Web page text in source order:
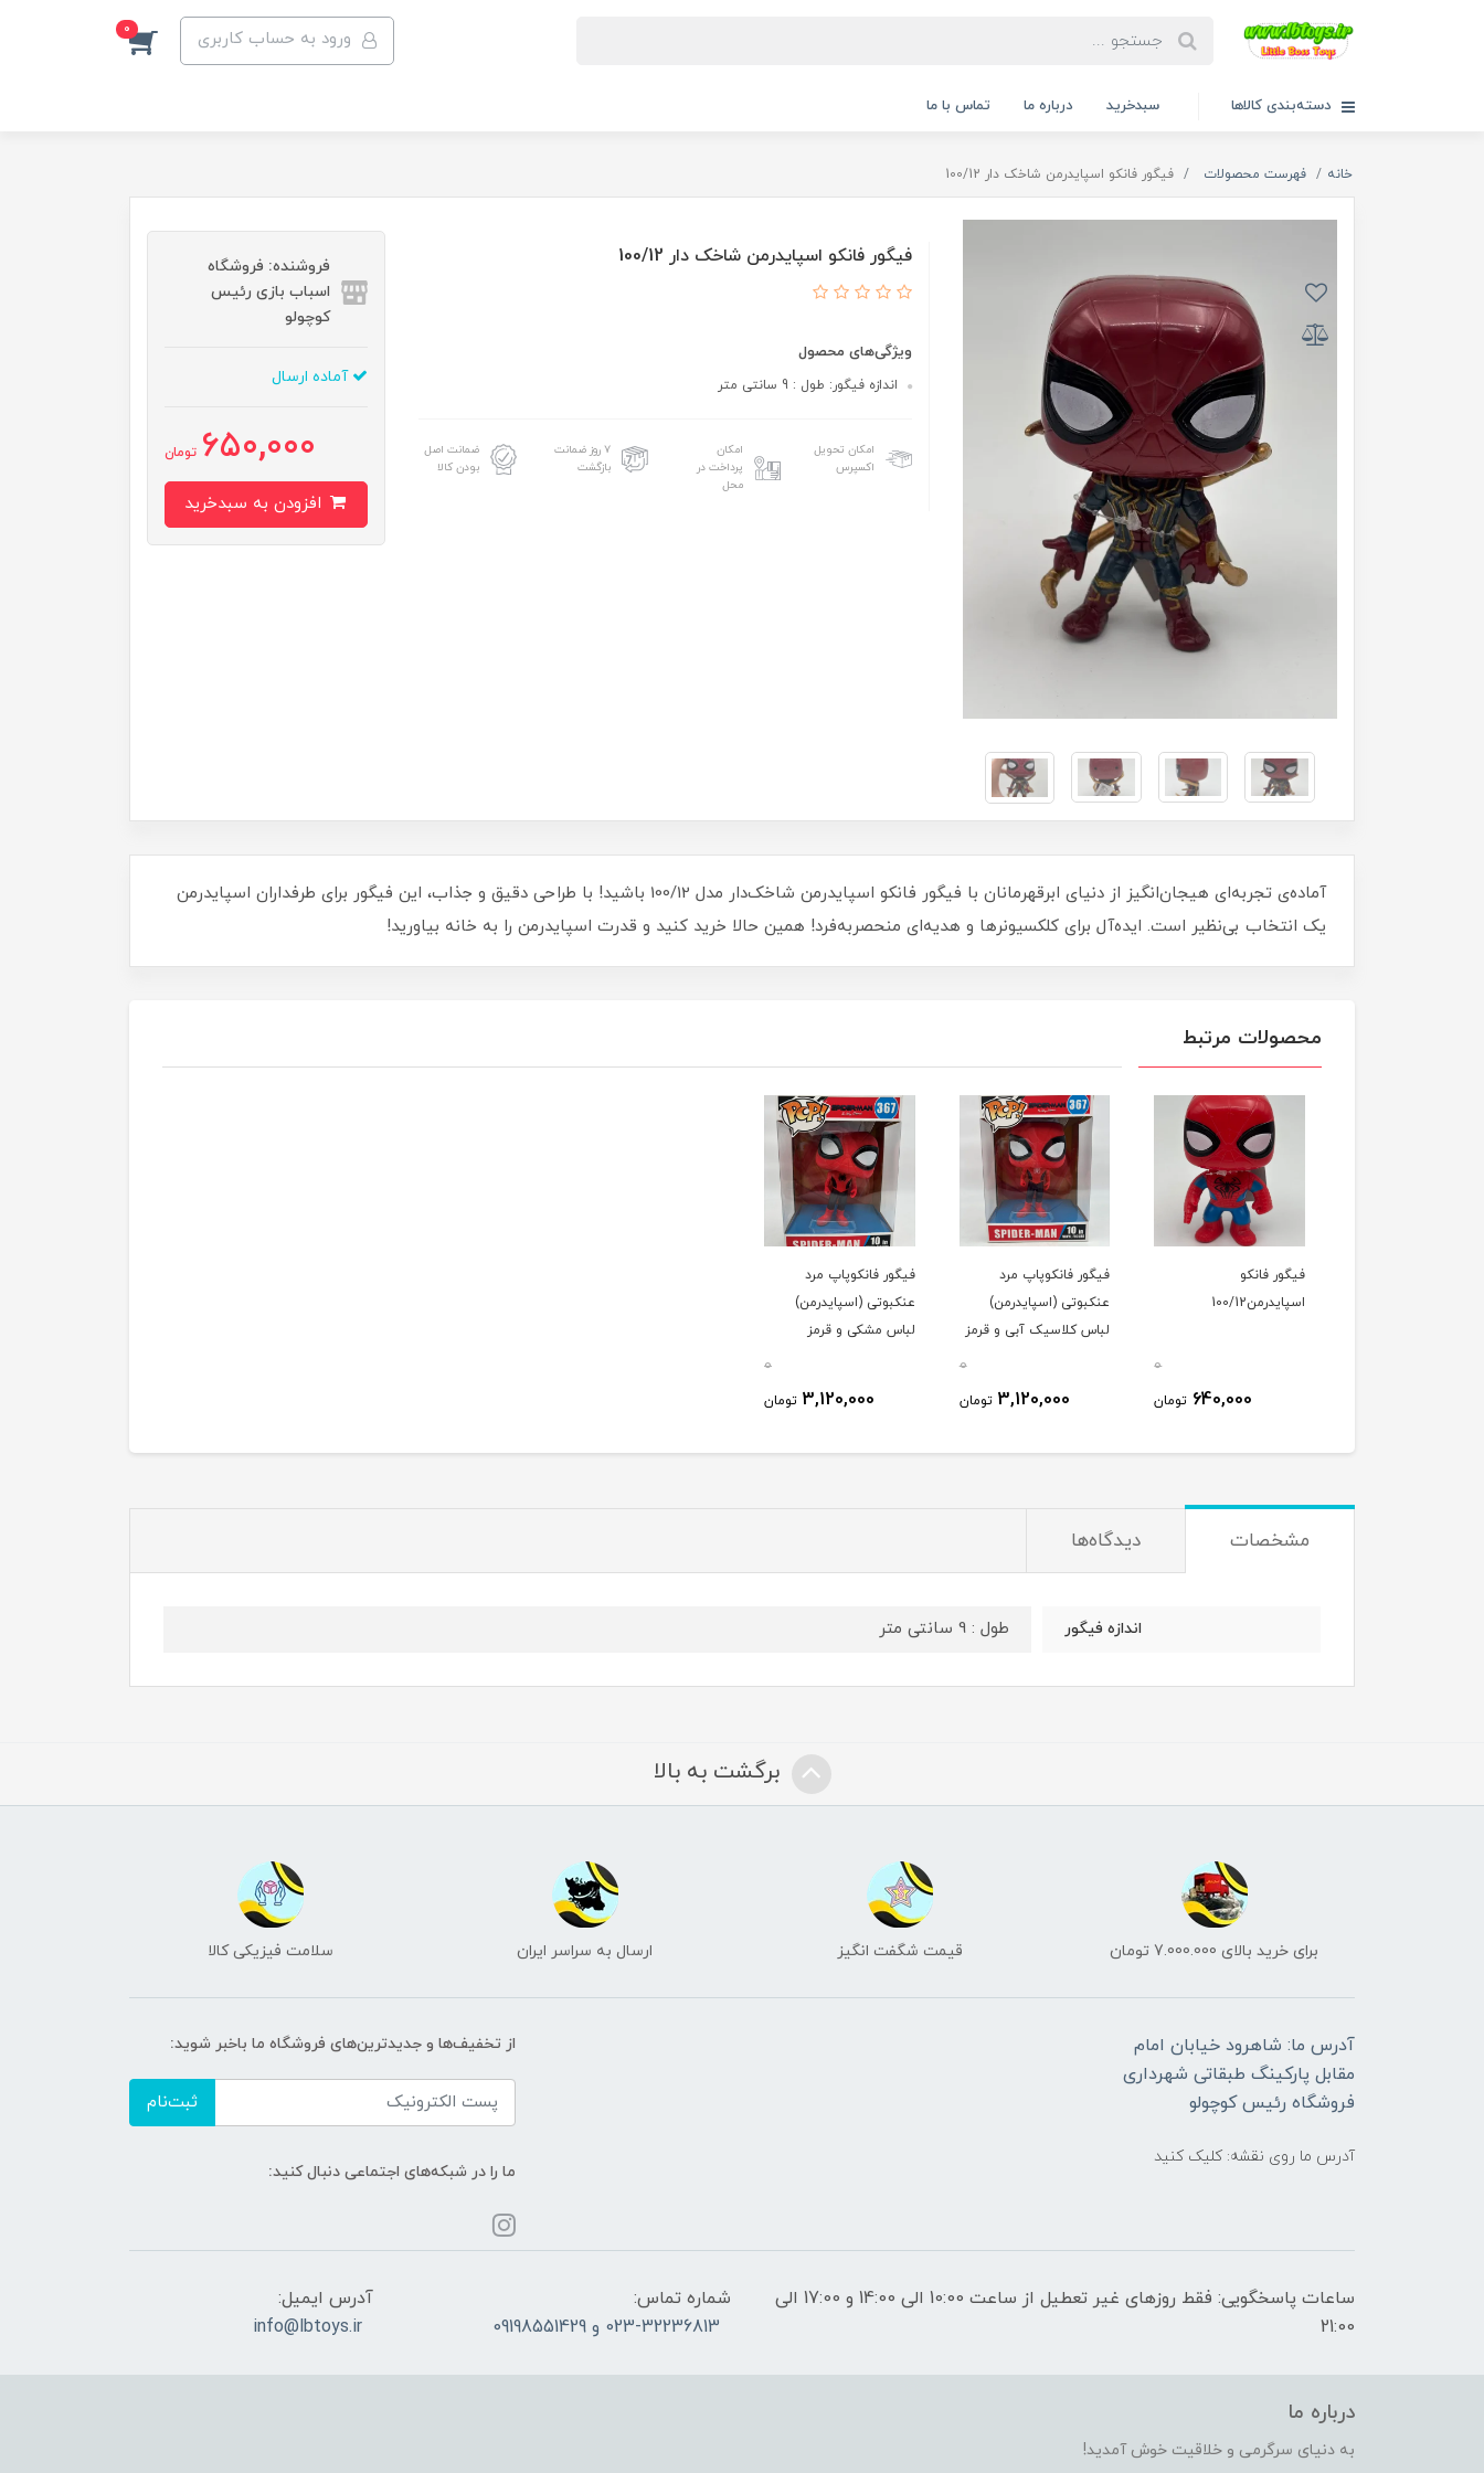
ورود به حساب کاربری 0
دسته‌بندی کالاها سبدخرید درباره ما تماس با ما
خانه فهرست محصولات فیگور فانکو اسپایدرمن شاخک دار 100/12
فیگور فانکو اسپایدرمن شاخک دار 100/12
ویژگی‌های محصول
اندازه فیگور: طول : 9 سانتی متر
امکان تحویل
اکسپرس
امکان
پرداخت در
محل
۷ روز ضمانت
بازگشت
ضمانت اصل
بودن کالا
فروشنده: فروشگاه
اسباب بازی رئیس
کوچولو
آماده ارسال
650,000 تومان
آماده‌ی تجربه‌ای هیجان‌انگیز از دنیای ابرقهرمانان با فیگور فانکو اسپایدرمن شاخک‌دار مدل 100/12 باشید! با طراحی دقیق و جذاب، این فیگور برای طرفداران اسپایدرمن
یک انتخاب بی‌نظیر است. ایده‌آل برای کلکسیونرها و هدیه‌ای منحصر‌به‌فرد! همین حالا خرید کنید و قدرت اسپایدرمن را به خانه بیاورید!
محصولات مرتبط
فیگور فانکو
اسپایدرمن100/12
0
640,000 تومان
فیگور فانکوپاپ مرد
عنکبوتی (اسپایدرمن)
لباس کلاسیک آبی و قرمز
0
3,120,000 تومان
فیگور فانکوپاپ مرد
عنکبوتی (اسپایدرمن)
لباس مشکی و قرمز
0
3,120,000 تومان
مشخصات دیدگاه‌ها
اندازه فیگور طول : 9 سانتی متر
برگشت به بالا
برای خرید بالای 7.000.000 تومان قیمت شگفت انگیز ارسال به سراسر ایران سلامت فیزیکی کالا
آدرس ما: شاهرود خیابان امام
مقابل پارکینگ طبقاتی شهرداری
فروشگاه رئیس کوچولو
آدرس ما روی نقشه: کلیک کنید
از تخفیف‌ها و جدیدترین‌های فروشگاه ما باخبر شوید:
ثبت‌نام
ما را در شبکه‌های اجتماعی دنبال کنید:
ساعات پاسخگویی: فقط روزهای غیر تعطیل از ساعت 10:00 الی 14:00 و 17:00 الی
21:00
شماره تماس:
023-32236813 و 09198551429
آدرس ایمیل:
info@lbtoys.ir
درباره ما
به دنیای سرگرمی و خلاقیت خوش آمدید!